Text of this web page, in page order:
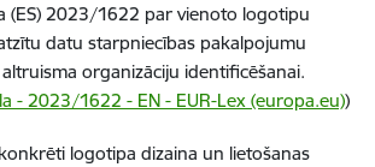
(ES) 2023/1622 par vienoto logotipu
datu starpniecības pakalpojumu
organizāciju identificēšanai.
- 2023/1622 - EN - EUR-Lex (europa.eu))
logotipa dizaina un lietošanas